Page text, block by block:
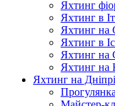
Яхтинг
Яхтинг в
Яхтинг на
Яхтинг в
Яхтинг на
Яхтинг на
Яхтинг на Дніпрі